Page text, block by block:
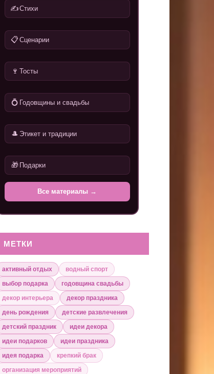
✍️Стихи
📋 Сценарии
🍷 Тосты
💍 Годовщины и свадьбы
🎩 Этикет и традиции
🎁 Подарки
Все материалы →
МЕТКИ
активный отдых
водный спорт
выбор подарка
годовщина свадьбы
декор интерьера
декор праздника
день рождения
детские развлечения
детский праздник
идеи декора
идеи подарков
идеи праздника
идея подарка
крепкий брак
организация мероприятий